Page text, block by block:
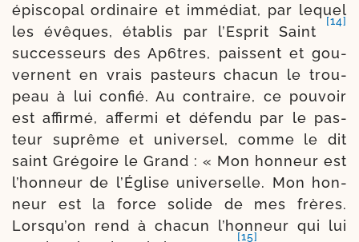
épis­co­pal ordi­naire et immé­diat, par lequel
les évêques, éta­blis par l’Esprit Saint
[14]
suc­ces­seurs des Ap6tres, paissent et gou­
vernent en vrais pas­teurs cha­cun le trou­
peau à lui confié. Au contraire, ce pou­voir
est affir­mé, affer­mi et défen­du par le pas­
teur suprême et uni­ver­sel, comme le dit
saint Grégoire le Grand : « Mon hon­neur est
l’hon­neur de l’Église uni­ver­selle. Mon hon­
neur est la force solide de mes frères.
Lorsqu’on rend à cha­cun l’hon­neur qui lui
[15]